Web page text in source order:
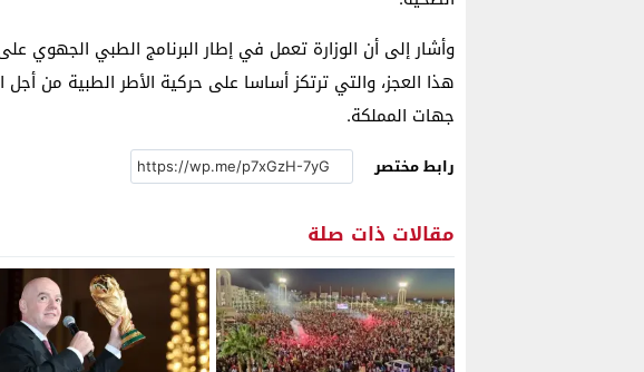
وأشار إلى أن الوزارة تعمل في إطار البرنامج الطبي الجهوي
هذا العجز، والتي ترتكز أساسا على حركية الأطر الطبية من
جهات المملكة.
رابط مختصر
مقالات ذات صلة